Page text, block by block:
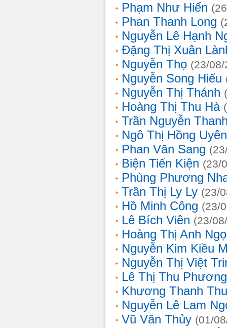
Phạm Như Hiển
Phan Thanh Long
Nguyễn Lê Hạnh
Đặng Thị Xuân
Nguyễn Thọ (23/
Nguyễn Song Hiếu
Nguyễn Thị Thánh
Hoàng Thị Thu Hà
Trần Nguyễn
Ngô Thị Hồng Uyên
Phan Văn Sang
Biện Tiến Kiện (23/
Phùng Phương
Trần Thị Ly Ly (23/
Hồ Minh Công (23/
Lê Bích Viên (23/
Hoàng Thị Anh
Nguyễn Kim Kiều
Nguyễn Thị Việt
Lê Thị Thu Phương
Khương Thanh
Nguyễn Lê Lam
Vũ Văn Thủy (01/